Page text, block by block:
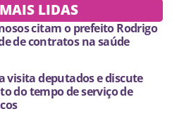
MAIS LIDAS
citam o prefeito Rodrigo
de contratos na saúde
visita deputados e discute
do tempo de serviço de